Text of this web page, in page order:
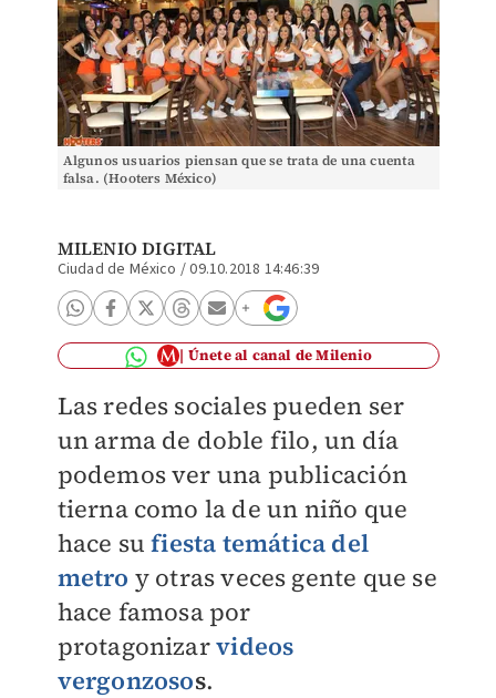
Algunos usuarios piensan que se trata de una cuenta
falsa. (Hooters México)
MILENIO DIGITAL
Ciudad de México /09.10.2018 14:46:39
Únete al canal de Milenio
Las redes sociales pueden ser
un arma de doble filo, un día
podemos ver una publicación
tierna como la de un niño que
hace sufiesta temática del
metro y otras veces gente que se
hace famosa por
protagonizarvideos
vergonzosos.